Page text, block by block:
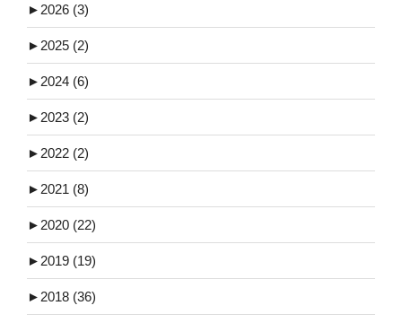
► 2026 (3)
► 2025 (2)
► 2024 (6)
► 2023 (2)
► 2022 (2)
► 2021 (8)
► 2020 (22)
► 2019 (19)
► 2018 (36)